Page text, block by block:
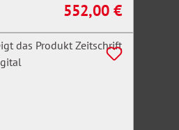
Regulärer Preis:
552,00 €